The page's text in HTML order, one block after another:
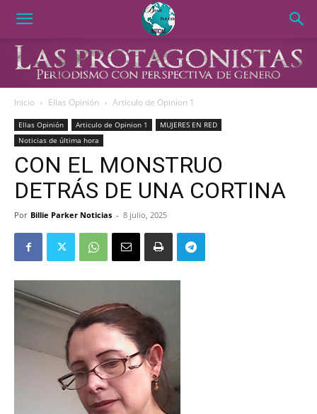
Inicio Ellas Opinión Articulo de Opinion 1
Ellas Opinión Articulo de Opinion 1
MUJERES EN RED
Noticias de última hora
CON EL MONSTRUO
DETRÁS DE UNA CORTINA
Por Billie Parker Noticias - 8 julio, 2025